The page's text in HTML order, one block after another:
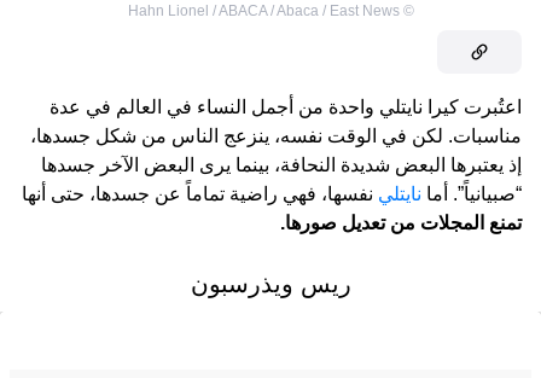
©
Hahn Lionel / ABACA / Abaca / East News
اعتُبرت كيرا نايتلي واحدة من أجمل النساء في العالم في عدة
مناسبات. لكن في الوقت نفسه، ينزعج الناس من شكل جسدها،
إذ يعتبرها البعض شديدة النحافة، بينما يرى البعض الآخر جسدها
“صبيانياً”. أما نايتلي نفسها، فهي راضية تماماً عن جسدها، حتى أنها
تمنع المجلات من تعديل صورها.
ريس ويذرسبون